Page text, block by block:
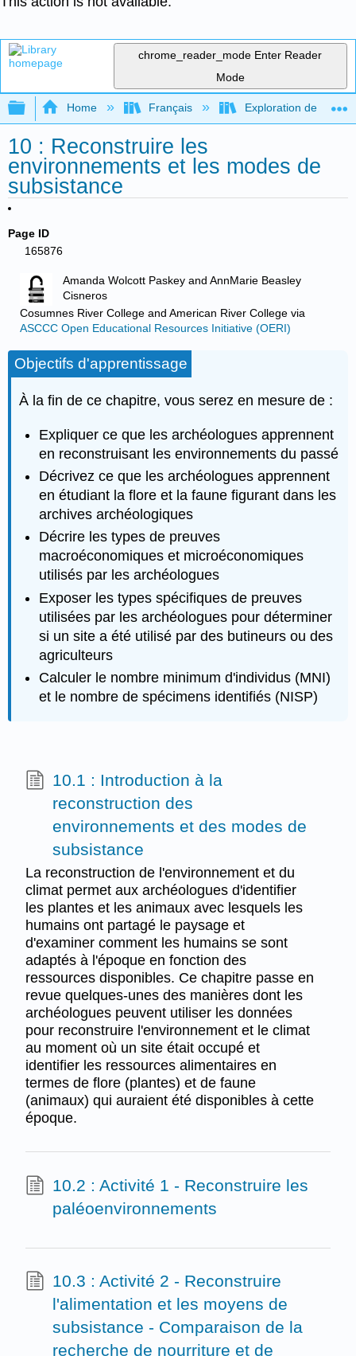
chrome_reader_mode Enter Reader
Mode
Expand/collapse global hierarchy
Home Français Exploration de
10 : Reconstruire les
environnements et les modes de
subsistance
Page ID
165876
Amanda Wolcott Paskey and AnnMarie Beasley
Cisneros
Cosumnes River College and American River Collegevia
ASCCC Open Educational Resources Initiative (OERI)
Objectifs d'apprentissage
À la fin de ce chapitre, vous serez en mesure de :
Expliquer ce que les archéologues apprennent
en reconstruisant les environnements du passé
Décrivez ce que les archéologues apprennent
en étudiant la flore et la faune figurant dans les
archives archéologiques
Décrire les types de preuves
macroéconomiques et microéconomiques
utilisés par les archéologues
Exposer les types spécifiques de preuves
utilisées par les archéologues pour déterminer
si un site a été utilisé par des butineurs ou des
agriculteurs
Calculer le nombre minimum d'individus (MNI)
et le nombre de spécimens identifiés (NISP)
10.1 : Introduction à la
reconstruction des
environnements et des modes de
subsistance
La reconstruction de l'environnement et du
climat permet aux archéologues d'identifier
les plantes et les animaux avec lesquels les
humains ont partagé le paysage et
d'examiner comment les humains se sont
adaptés à l'époque en fonction des
ressources disponibles. Ce chapitre passe en
revue quelques-unes des manières dont les
archéologues peuvent utiliser les données
pour reconstruire l'environnement et le climat
au moment où un site était occupé et
identifier les ressources alimentaires en
termes de flore (plantes) et de faune
(animaux) qui auraient été disponibles à cette
époque.
10.2 : Activité 1 - Reconstruire les
paléoenvironnements
10.3 : Activité 2 - Reconstruire
l'alimentation et les moyens de
subsistance - Comparaison de la
recherche de nourriture et de